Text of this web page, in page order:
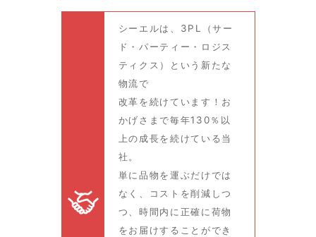
シーエルは、3PL（サー
ド・パーティー・ロジス
ティクス）という新たな
物流で
改革を続けています！お
かげさまで毎年130％以
上の成長を続けている当
社。
単に品物を運ぶだけでは
なく、コストを削減しつ
つ、時間内に正確に荷物
をお届けすることができ